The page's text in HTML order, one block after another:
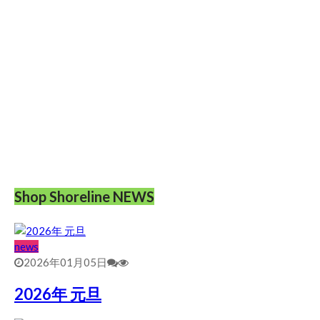
Shop Shoreline NEWS
news
2026年01月05日
2026年 元旦